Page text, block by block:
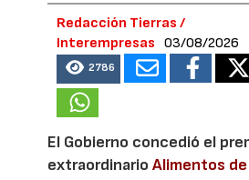
Redacción Tierras /
Interempresas
03/08/2026
2786
El Gobierno concedió el
extraordinarioAlimentos